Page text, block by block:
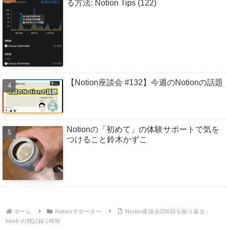
る方法: Notion Tips (122)
【Notion座談会 #132】今週のNotionの話題
Notionの「初めて」の体験サポートで気を
つけること鈴木かずこ
ホーム Notionサポーター
Notion座談会200回を振り返る :
hkob の雑記録 (459)